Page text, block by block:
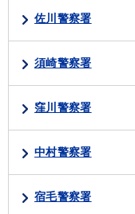
佐川警察署
須崎警察署
窪川警察署
中村警察署
宿毛警察署